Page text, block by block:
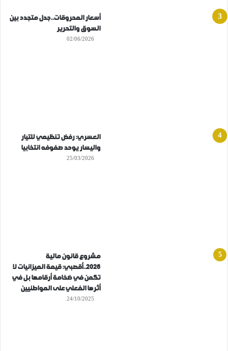
أسعار المحروقات..جدل متجدد بين
السوق والتحرير
02/06/2026
العسري: رفض تنظيمي للتيار
واليسار يوحد صفوفه انتخابيا
25/03/2026
مشروع قانون مالية
2026..أقصبي: قيمة الميزانيات لا
تكمن في ضخامة أرقامها بل في
أثرها الفعلي على المواطنيين
24/10/2025